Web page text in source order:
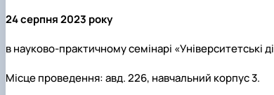
24 серпня 2023 року
в науково-практичному семінарі
Місце проведення: авд. 226, навчальний корпус 3.